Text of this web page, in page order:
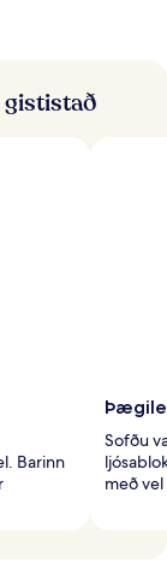
gististað
Barinn
Sofðu
með